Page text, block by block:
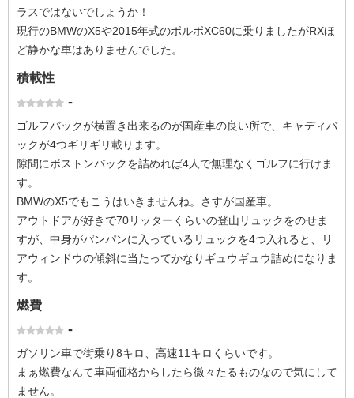
ラスではないでしょうか！
現行のBMWのX5や2015年式のボルボXC60に乗りましたがRXほ
ど静かな車はありませんでした。
積載性
-
ゴルフバックが横置き出来るのが国産車の良い所で、キャディバ
ックが4つギリギリ載ります。
隙間にボストンバックを詰めれば4人で無理なくゴルフに行けま
す。
BMWのX5でもこうはいきませんね。さすが国産車。
アウトドアが好きで70リッターくらいの登山リュックをのせま
すが、中身がパンパンに入っているリュックを4つ入れると、リ
アウィンドウの傾斜に当たってかなりギュウギュウ詰めになりま
す。
燃費
-
ガソリン車で街乗り8キロ、高速11キロくらいです。
まぁ燃費なんて車両価格からしたら微々たるものなので気にして
ません。